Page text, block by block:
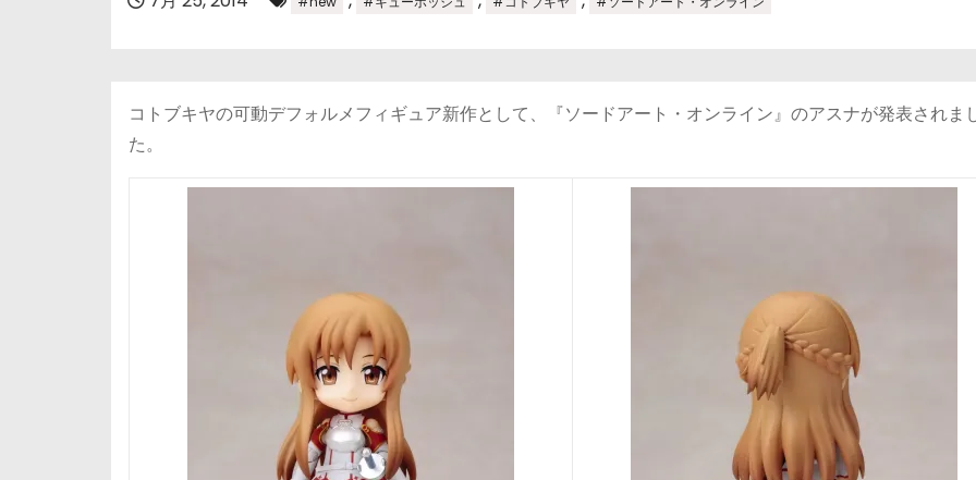
コトブキヤの可動デフォルメフィギュア新作として、『ソードアート・オンライン』のアスナが発表されま
た。